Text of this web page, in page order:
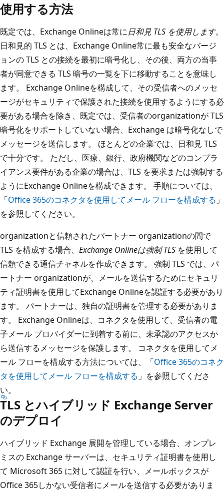
使用する方法
既定では、Exchange Onlineは常に日和見 TLS を使用します。
日和見的 TLS とは、Exchange Online常に最も安全なバージ
ョンの TLS との接続を最初に暗号化し、その後、両方の当事
者が同意できる TLS 暗号の一覧を下に移動することを意味し
ます。 Exchange Onlineを構成して、その受信者へのメッセ
ージがセキュリティで保護された接続を使用するようにする必
要がある場合を除き、既定では、受信者のorganizationが TLS
暗号化をサポートしていない場合、Exchange は暗号化なしで
メッセージを送信します。 ほとんどの企業では、日和見 TLS
で十分です。 ただし、医療、銀行、政府機関などのコンプラ
イアンス要件がある企業の場合は、TLS を要求または強制する
ようにExchange Onlineを構成できます。 手順については、
「Office 365のコネクタを使用してメール フローを構成する 」
を参照してください。
organizationと信頼されたパートナー organizationの間で
TLS を構成する場合、 Exchange Onlineは強制 TLS を使用して
信頼できる通信チャネルを作成できます。 強制 TLS では、パ
ートナー organizationが、メールを送信するためにセキュリ
ティ証明書を使用してExchange Onlineを認証する必要があり
ます。 パートナーは、独自の証明書を管理する必要がありま
す。 Exchange Onlineは、コネクタを使用して、受信者の電
子メール プロバイダーに到着する前に、未承認のアクセスか
ら送信するメッセージを保護します。 コネクタを使用してメ
ール フローを構成する方法については、「Office 365のコネク
タを使用してメール フローを構成する 」を参照してくださ
い。
TLS とハイブリッド Exchange Server
のデプロイ
ハイブリッド Exchange 展開を管理している場合、オンプレ
ミスの Exchange サーバーは、セキュリティ証明書を使用し
て Microsoft 365 に対して認証を行い、メールボックスが
Office 365しかない受信者にメールを送信する必要がありま